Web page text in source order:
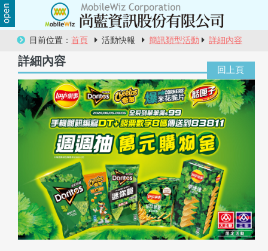
目前位置： 首頁 活動快報 簡訊類型活動 詳細內容
詳細內容